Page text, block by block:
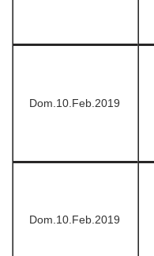
Dom.10.Feb.2019
Dom.10.Feb.2019